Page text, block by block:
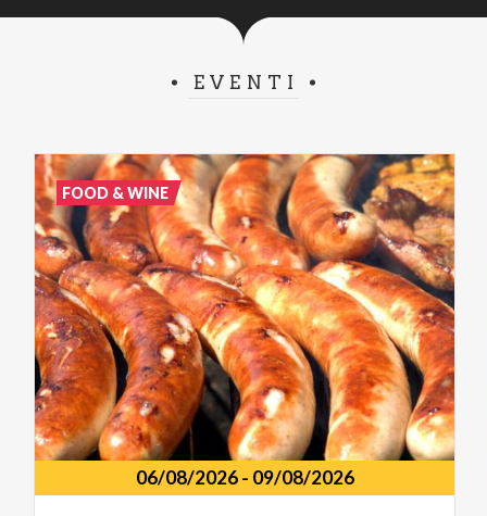
EVENTI
06/08/2026- 09/08/2026
FOOD & WINE